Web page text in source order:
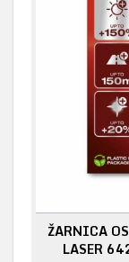
ŽARNICA
LASER